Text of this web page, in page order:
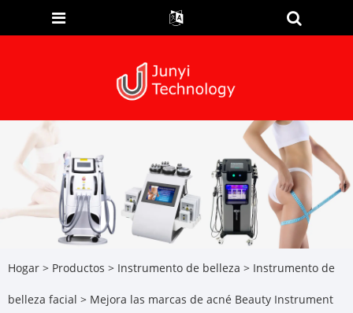
Hogar > Productos > Instrumento de belleza > Instrumento de
belleza facial > Mejora las marcas de acné Beauty Instrument